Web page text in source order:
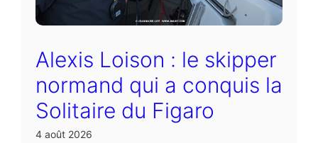
Alexis Loison : le skipper
normand qui a conquis la
Solitaire du Figaro
4 août 2026